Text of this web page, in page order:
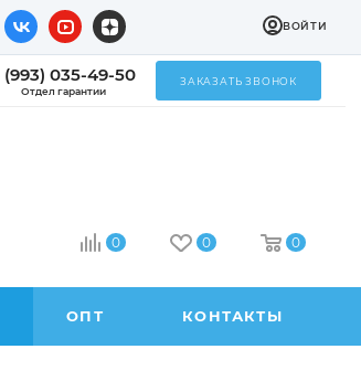
ВОЙТИ
(993) 035-49-50
Отдел гарантии
ЗАКАЗАТЬ ЗВОНОК
0 0 0
ОПТ КОНТАКТЫ